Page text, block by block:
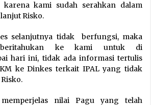
karena kami sudah serahkan dalam
Risko.
selanjutnya tidak berfungsi, maka
ke kami untuk di
hari ini, tidak ada informasi tertulis
ke Dinkes terkait IPAL yang tidak
nilai Pagu yang telah